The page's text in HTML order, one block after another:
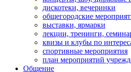
дискотеки, вечеринки
общегородские
выставки, ярмарки
лекции, тренинги,
квизы и клубы по
спортивные мероприятия
план мероприятий
Общение